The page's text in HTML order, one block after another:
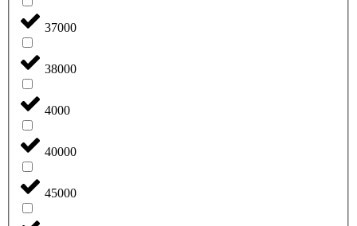
37000
38000
4000
40000
45000